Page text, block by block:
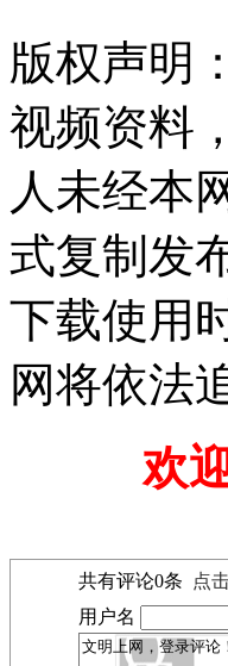
版权声明
视频资料
人未经本
式复制发
下载使用
网将依法
欢
共有评论0条
点
用户名